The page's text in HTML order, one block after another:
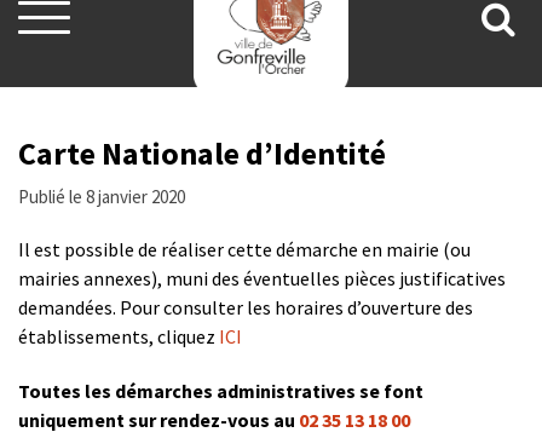
Aller
à
navigation
à
Carte Nationale d’Identité
Publié le 8 janvier 2020
Il est possible de réaliser cette démarche en mairie (ou
mairies annexes), muni des éventuelles pièces justificatives
demandées. Pour consulter les horaires d’ouverture des
établissements, cliquez ICI
Toutes les démarches administratives se font
uniquement sur rendez-vous au 02 35 13 18 00